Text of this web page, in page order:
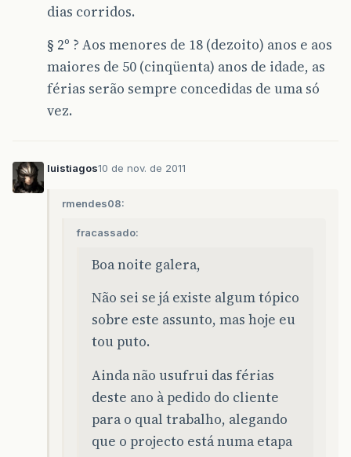
dias corridos.
§ 2º ? Aos menores de 18 (dezoito) anos e aos
maiores de 50 (cinqüenta) anos de idade, as
férias serão sempre concedidas de uma só
vez.
luistiagos10 de nov. de 2011
rmendes08:
fracassado:
Boa noite galera,
Não sei se já existe algum tópico
sobre este assunto, mas hoje eu
tou puto.
Ainda não usufrui das férias
deste ano à pedido do cliente
para o qual trabalho, alegando
que o projecto está numa etapa